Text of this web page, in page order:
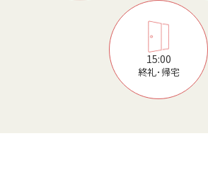
15:00
終礼･帰宅